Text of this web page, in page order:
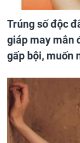
Trúng số độc
giáp may mắn
gấp bội, muốn